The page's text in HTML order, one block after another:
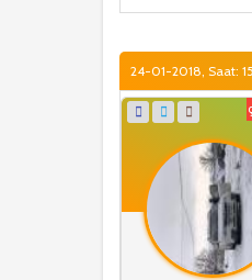
24-01-2018, Saat: